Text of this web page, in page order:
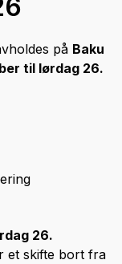
på Baku
til lørdag 26.
26.
et skifte bort fra